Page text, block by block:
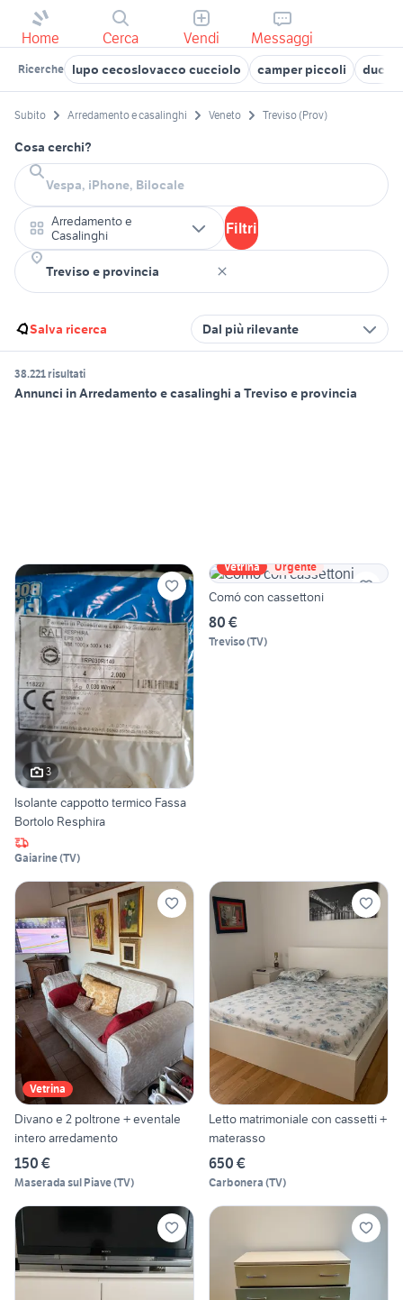
Home Cerca Vendi Messaggi
Ricerche lupo cecoslovacco cucciolo camper piccoli ducati
Subito Arredamento e casalinghi Veneto Treviso (Prov)
Cosa cerchi?
Arredamento e
Casalinghi
Filtri
Salva ricerca Dal più rilevante
38.221 risultati
Annunci in Arredamento e casalinghi a Treviso e provincia
3
Isolante cappotto termico Fassa
Bortolo Resphira
Gaiarine(TV)
Vetrina Urgente
Comó con cassettoni
80 €
Treviso(TV)
Vetrina
Divano e 2 poltrone + eventale
intero arredamento
150 €
Maserada sul Piave(TV)
Letto matrimoniale con cassetti +
materasso
650 €
Carbonera (TV)